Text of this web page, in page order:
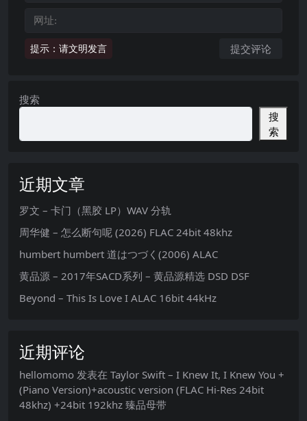
提示：请文明发言
搜索
搜
索
近期文章
罗文 – 卡门（黑胶 LP）WAV 分轨
周华健 – 怎么断句呢 (2026) FLAC 24bit 48khz
humbert humbert 道はつづく(2006) ALAC
黄品源 – 2017年SACD系列 – 黄品源精选 DSD DSF
Beyond – This Is Love I ALAC 16bit 44kHz
近期评论
hellomomo 发表在 Taylor Swift – I Knew It, I Knew You +
(Piano Version)+acoustic version (FLAC Hi-Res 24bit
48khz) +24bit 192khz 臻品母带